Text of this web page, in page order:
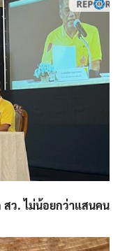
สว. ไม่น้อยกว่าแสนคน